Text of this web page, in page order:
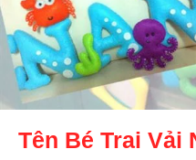
Tên Bé Trai Vải